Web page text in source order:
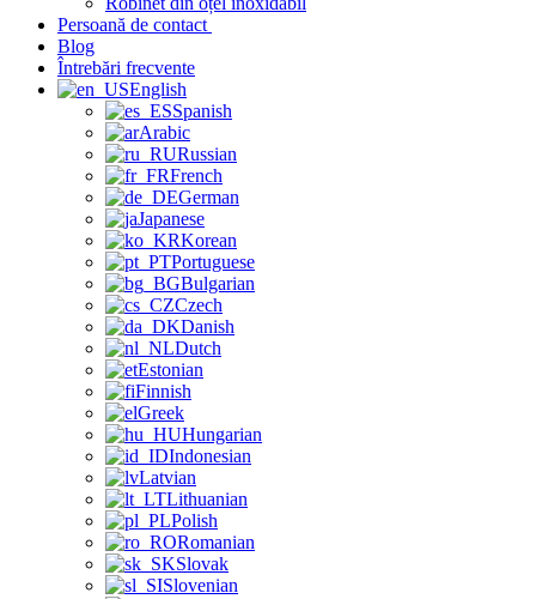
Persoană de contact
Blog
Întrebări frecvente
English
Spanish
Arabic
Russian
French
German
Japanese
Korean
Portuguese
Bulgarian
Czech
Danish
Dutch
Estonian
Finnish
Greek
Hungarian
Indonesian
Latvian
Lithuanian
Polish
Romanian
Slovak
Slovenian